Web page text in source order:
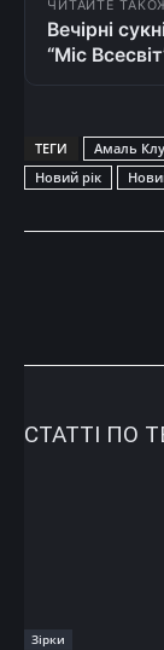
ЧИТАЙТЕ
Вечірні
“Міс
ТЕГИ Амаль
Новий рік
СТАТТІ ПО
Зірки